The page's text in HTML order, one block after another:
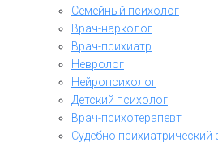
Семейный психолог
Врач-нарколог
Врач-психиатр
Невролог
Нейропсихолог
Детский психолог
Врач-психотерапевт
Судебно психиатрический